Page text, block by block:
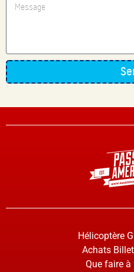
Hélicoptère
Achats
Que faire à